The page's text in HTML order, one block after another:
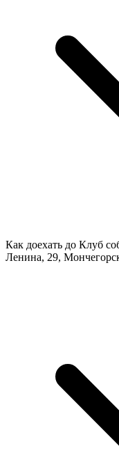
Как доехать до Клуб
Ленина, 29,